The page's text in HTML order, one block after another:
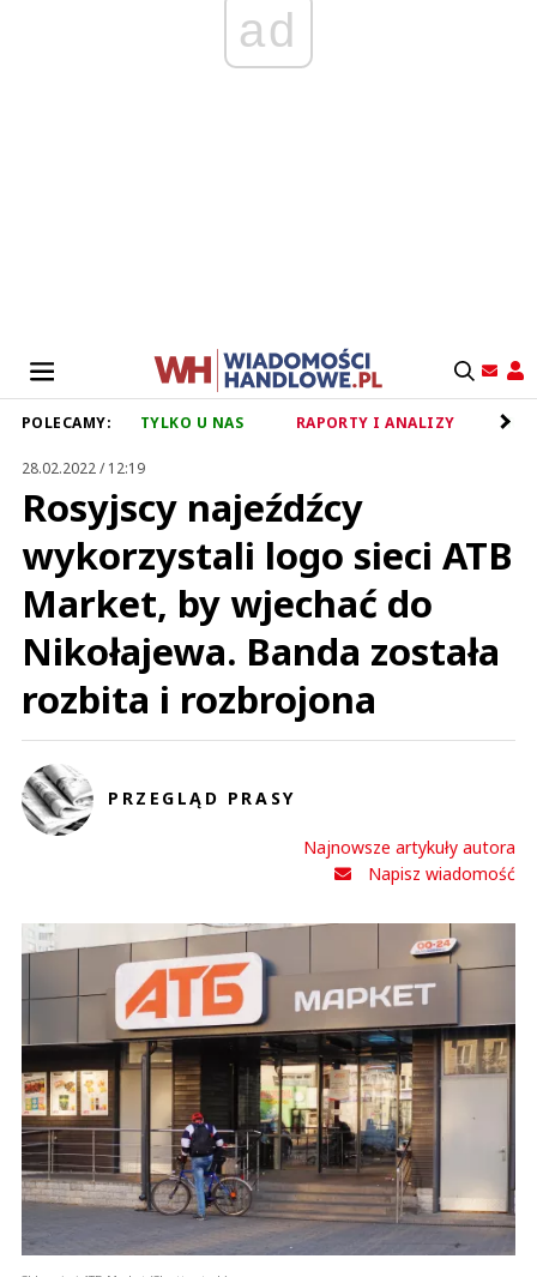
ad
POLECAMY: TYLKO U NAS RAPORTY I ANALIZY
28.02.2022 / 12:19
Rosyjscy najeźdźcy
wykorzystali logo sieci ATB
Market, by wjechać do
Nikołajewa. Banda została
rozbita i rozbrojona
PRZEGLĄD PRASY
Najnowsze artykuły autora
Napisz wiadomość